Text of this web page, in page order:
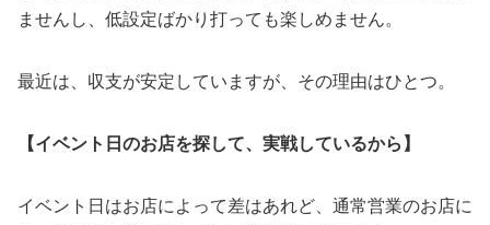
ませんし、低設定ばかり打っても楽しめません。
最近は、収支が安定していますが、その理由はひとつ。
【イベント日のお店を探して、実戦しているから】
イベント日はお店によって差はあれど、通常営業のお店に